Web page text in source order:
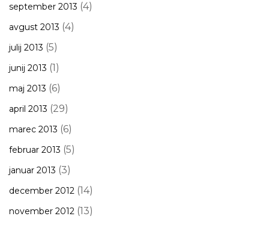
september 2013 (4)
avgust 2013 (4)
julij 2013 (5)
junij 2013 (1)
maj 2013 (6)
april 2013 (29)
marec 2013 (6)
februar 2013 (5)
januar 2013 (3)
december 2012 (14)
november 2012 (13)